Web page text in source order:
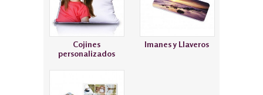
Cojines
personalizados
Imanes y Llaveros